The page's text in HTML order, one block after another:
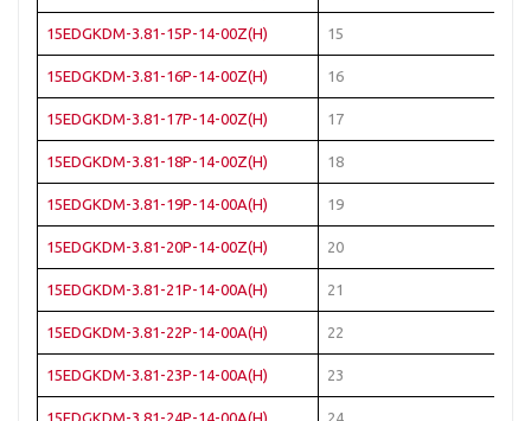
15EDGKDM-3.81-15P-14-00Z(H) 15
15EDGKDM-3.81-16P-14-00Z(H) 16
15EDGKDM-3.81-17P-14-00Z(H) 17
15EDGKDM-3.81-18P-14-00Z(H) 18
15EDGKDM-3.81-19P-14-00A(H) 19
15EDGKDM-3.81-20P-14-00Z(H) 20
15EDGKDM-3.81-21P-14-00A(H) 21
15EDGKDM-3.81-22P-14-00A(H) 22
15EDGKDM-3.81-23P-14-00A(H) 23
15EDGKDM-3.81-24P-14-00A(H) 24